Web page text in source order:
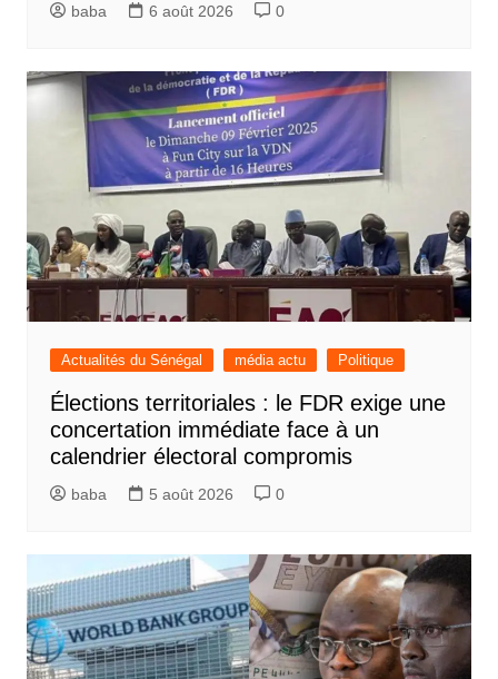
baba 6 août 2026 0
Actualités du Sénégal média actu Politique
Élections territoriales : le FDR exige une
concertation immédiate face à un
calendrier électoral compromis
baba 5 août 2026 0